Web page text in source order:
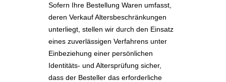
Sofern Ihre Bestellung Waren umfasst,
deren Verkauf Altersbeschränkungen
unterliegt, stellen wir durch den Einsatz
eines zuverlässigen Verfahrens unter
Einbeziehung einer persönlichen
Identitäts- und Altersprüfung sicher,
dass der Besteller das erforderliche